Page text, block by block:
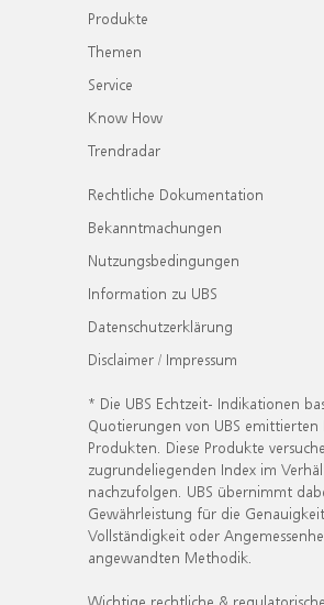
Produkte
Themen
Service
Know How
Trendradar
Rechtliche Dokumentation
Bekanntmachungen
Nutzungsbedingungen
Information zu UBS
Datenschutzerklärung
Disclaimer / Impressum
* Die UBS Echtzeit- Indikationen
Quotierungen von UBS emittierten
Produkten. Diese Produkte
zugrundeliegenden Index im
nachzufolgen. UBS übernimmt
Gewährleistung für die
Vollständigkeit oder
angewandten Methodik.